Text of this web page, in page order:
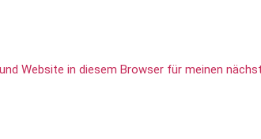
Website in diesem Browser für meinen